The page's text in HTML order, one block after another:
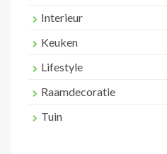
Interieur
Keuken
Lifestyle
Raamdecoratie
Tuin